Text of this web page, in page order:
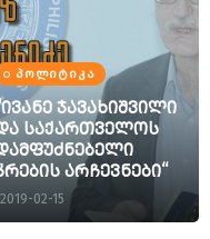
ᲞᲝᲚᲘᲢᲘᲙᲐ
ჯავახიშვილი
საქართველოს
არჩევნები“
2019-02-15